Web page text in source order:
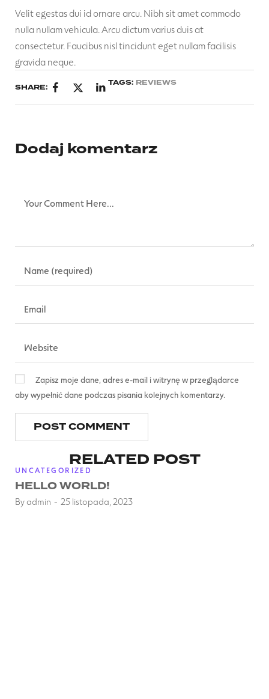
Velit egestas dui id ornare arcu. Nibh sit amet commodo
nulla nullam vehicula. Arcu dictum varius duis at
consectetur. Faucibus nisl tincidunt eget nullam facilisis
gravida neque.
SHARE: TAGS: REVIEWS
Dodaj komentarz
Zapisz moje dane, adres e-mail i witrynę w przeglądarce
aby wypełnić dane podczas pisania kolejnych komentarzy.
RELATED POST
UNCATEGORIZED
HELLO WORLD!
Byadmin 25 listopada, 2023